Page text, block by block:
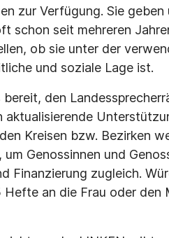
zur Verfügung. Sie geben
schon seit mehreren
ob sie unter der
und soziale Lage ist.
den
aktualisierende
Kreisen bzw. Bezirken
Genossinnen und
Finanzierung zugleich.
an die Frau oder den